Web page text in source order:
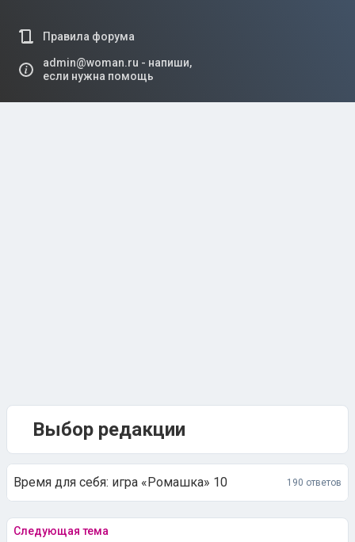
Правила форума
admin@woman.ru - напиши,
если нужна помощь
Выбор редакции
Время для себя: игра «Ромашка» 10 190 ответов
Следующая тема